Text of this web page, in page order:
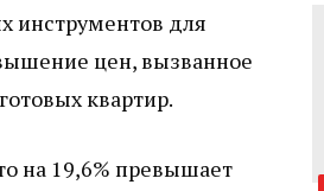
инструментов для
цен, вызванное
квартир.
на 19,6% превышает